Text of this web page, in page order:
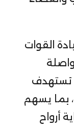
القوات
تستهدف
بما يسهم
أرواح